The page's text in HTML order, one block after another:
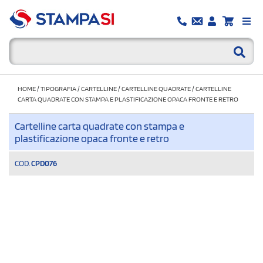
HOME/TIPOGRAFIA/CARTELLINE/CARTELLINE QUADRATE/CARTELLINE
CARTA QUADRATE CON STAMPA E PLASTIFICAZIONE OPACA FRONTE E RETRO
Cartelline carta quadrate con stampa e
plastificazione opaca fronte e retro
COD. CPD076